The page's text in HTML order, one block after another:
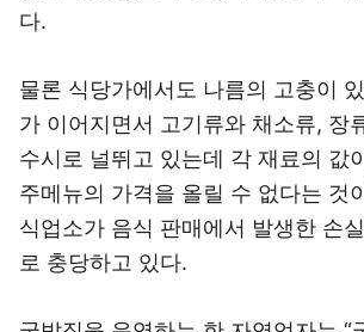
다.
물론 식당가에서도 나름의 고충이
가 이어지면서 고기류와 채소류, 장
수시로 널뛰고 있는데 각 재료의 값
주메뉴의 가격을 올릴 수 없다는 것
식업소가 음식 판매에서 발생한 손
로 충당하고 있다.